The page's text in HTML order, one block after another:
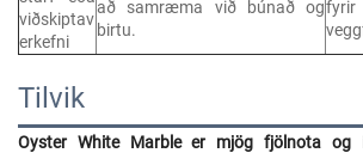
viðskiptav
erkefni
að samræma við búnað og
birtu.
fyrir
Tilvik
Oyster White Marble er mjög fjölnota